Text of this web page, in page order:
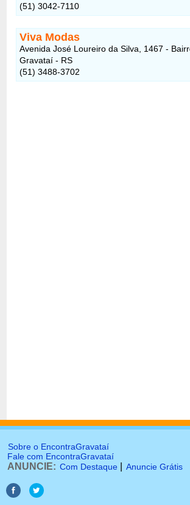
(51) 3042-7110
Viva Modas
Avenida José Loureiro da Silva, 1467 -
Gravataí - RS
(51) 3488-3702
Sobre o EncontraGravataí
Fale com EncontraGravataí
ANUNCIE: Com Destaque Anuncie Grátis